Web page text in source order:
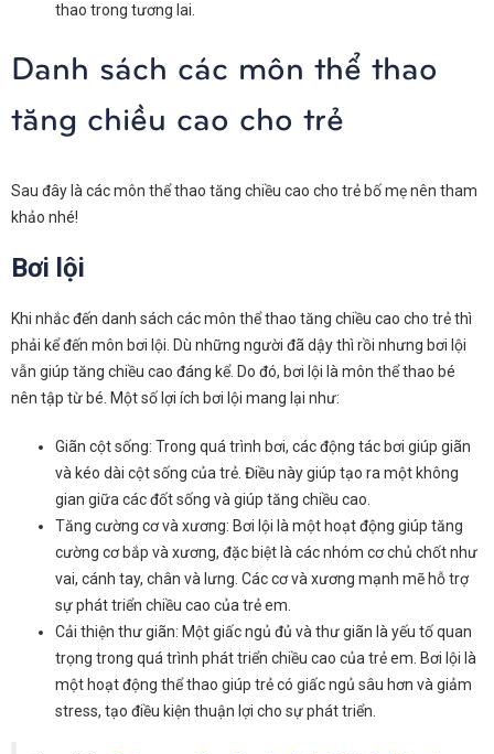
thao trong tương lai.
Danh sách các môn thể thao
tăng chiều cao cho trẻ
Sau đây là các môn thể thao tăng chiều cao cho trẻ bố mẹ nên tham
khảo nhé!
Bơi lội
Khi nhắc đến danh sách các môn thể thao tăng chiều cao cho trẻ thì
phải kể đến môn bơi lội. Dù những người đã dậy thì rồi nhưng bơi lội
vẫn giúp tăng chiều cao đáng kể. Do đó, bơi lội là môn thể thao bé
nên tập từ bé. Một số lợi ích bơi lội mang lại như:
Giãn cột sống: Trong quá trình bơi, các động tác bơi giúp giãn
và kéo dài cột sống của trẻ. Điều này giúp tạo ra một không
gian giữa các đốt sống và giúp tăng chiều cao.
Tăng cường cơ và xương: Bơi lội là một hoạt động giúp tăng
cường cơ bắp và xương, đặc biệt là các nhóm cơ chủ chốt như
vai, cánh tay, chân và lưng. Các cơ và xương mạnh mẽ hỗ trợ
sự phát triển chiều cao của trẻ em.
Cải thiện thư giãn: Một giấc ngủ đủ và thư giãn là yếu tố quan
trọng trong quá trình phát triển chiều cao của trẻ em. Bơi lội là
một hoạt động thể thao giúp trẻ có giấc ngủ sâu hơn và giảm
stress, tạo điều kiện thuận lợi cho sự phát triển.